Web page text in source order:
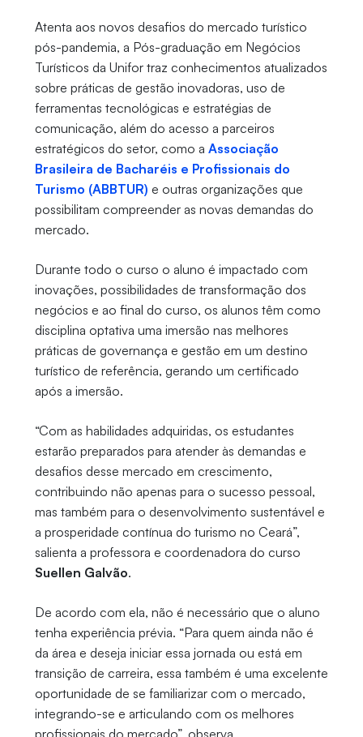
Atenta aos novos desafios do mercado turístico
pós-pandemia, a Pós-graduação em Negócios
Turísticos da Unifor traz conhecimentos atualizados
sobre práticas de gestão inovadoras, uso de
ferramentas tecnológicas e estratégias de
comunicação, além do acesso a parceiros
estratégicos do setor, como a Associação
Brasileira de Bacharéis e Profissionais do
Turismo (ABBTUR) e outras organizações que
possibilitam compreender as novas demandas do
mercado.
Durante todo o curso o aluno é impactado com
inovações, possibilidades de transformação dos
negócios e ao final do curso, os alunos têm como
disciplina optativa uma imersão nas melhores
práticas de governança e gestão em um destino
turístico de referência, gerando um certificado
após a imersão.
“Com as habilidades adquiridas, os estudantes
estarão preparados para atender às demandas e
desafios desse mercado em crescimento,
contribuindo não apenas para o sucesso pessoal,
mas também para o desenvolvimento sustentável e
a prosperidade contínua do turismo no Ceará”,
salienta a professora e coordenadora do curso
Suellen Galvão.
De acordo com ela, não é necessário que o aluno
tenha experiência prévia. “Para quem ainda não é
da área e deseja iniciar essa jornada ou está em
transição de carreira, essa também é uma excelente
oportunidade de se familiarizar com o mercado,
integrando-se e articulando com os melhores